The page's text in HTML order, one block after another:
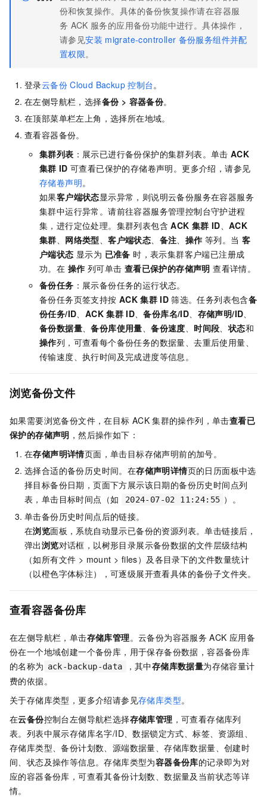
份和恢复操作。具体的备份恢复操作请在容器服
务 ACK 服务的应用备份功能中进行。具体操作，
请参见安装 migrate-controller 备份服务组件并配
置权限。
登录云备份 Cloud Backup 控制台。
在左侧导航栏，选择备份> 容器备份。
在顶部菜单栏左上角，选择所在地域。
查看容器备份。
集群列表 ：展示已进行备份保护的集群列表。单击 ACK
集群 ID 可查看已保护的存储卷声明。更多介绍，请参见
存储卷声明。
如果客户端状态显示异常，则说明云备份服务在容器服务
集群中运行异常。请前往容器服务管理控制台守护进程
集，进行定位处理。集群列表包含ACK 集群 ID 、ACK
集群
网络类型 、客户端状态 备注 操作 等列。当客
户端状态 显示为 已准备 时，表示集群客户端已注册成
功。在 操作 列可单击 查看已保护的存储声明 查看详情。
备份任务 ：展示备份任务的运行状态。
备份任务页签支持按 ACK 集群 ID 筛选。任务列表包含备
份任务/ID
ACK 集群 ID 、备份库名/ID 存储声明/ID
备份数据量 、备份库使用量 、备份速度 时间段 、状态和
操作列，可查看每个备份任务的数据量、去重后使用量、
传输速度、执行时间及完成进度等信息。
浏览备份文件
如果需要浏览备份文件，在目标 ACK 集群的操作列，单击查看已
保护的存储声明 ，然后操作如下：
在存储声明详情页面，单击目标存储声明前的加号。
选择合适的备份历史时间。在存储声明详情页的日历面板中选
择目标备份日期，页面下方展示该日期的备份历史时间点列
表，单击目标时间点（如
2024-07-02 11:24:55 ）。
单击备份历史时间点后的链接。
在浏览面板，系统自动显示已备份的资源列表。单击链接后，
弹出浏览对话框，以树形目录展示备份数据的文件层级结构
（如所有文件 > mount > files）及各目录下的文件数量统计
（以橙色字体标注），可逐级展开查看具体的备份子文件夹。
查看容器备份库
在左侧导航栏，单击存储库管理。云备份为容器服务 ACK 应用备
份在一个地域创建一个备份库，用于保存备份数据，容器备份库
的名称为 ack-backup-data ，其中存储库数据量为存储容量计
费的依据。
关于存储库类型，更多介绍请参见存储库类型。
在云备份控制台左侧导航栏选择存储库管理 ，可查看存储库列
表。列表中展示存储库名字/ID、数据锁定方式、标签、资源组、
存储库类型、备份计划数、源端数据量、存储库数据量、创建时
间、状态及操作等信息。存储库类型为容器备份库的记录即为对
应的容器备份库，可查看其备份计划数、数据量及当前状态等详
情。